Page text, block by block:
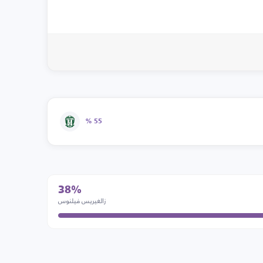
55 %
38%
زالغيريس فيلنوس